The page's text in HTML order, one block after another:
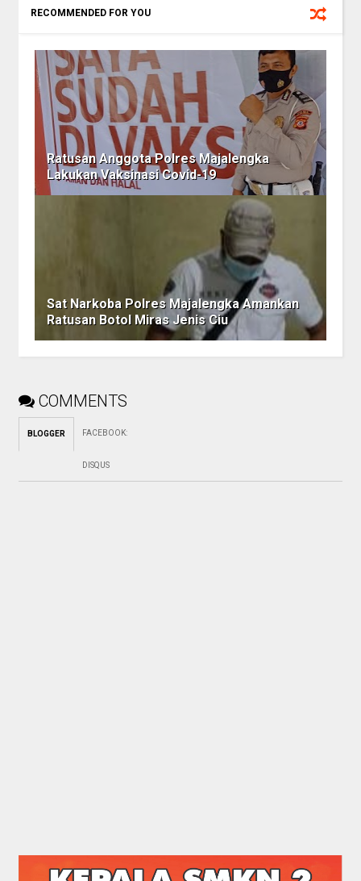
RECOMMENDED FOR YOU
Ratusan Anggota Polres Majalengka
Lakukan Vaksinasi Covid-19
Sat Narkoba Polres Majalengka Amankan
Ratusan Botol Miras Jenis Ciu
COMMENTS
BLOGGER FACEBOOK:
DISQUS